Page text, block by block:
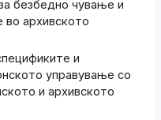
безбедно чување и
во архивското
и
управување со
и архивското